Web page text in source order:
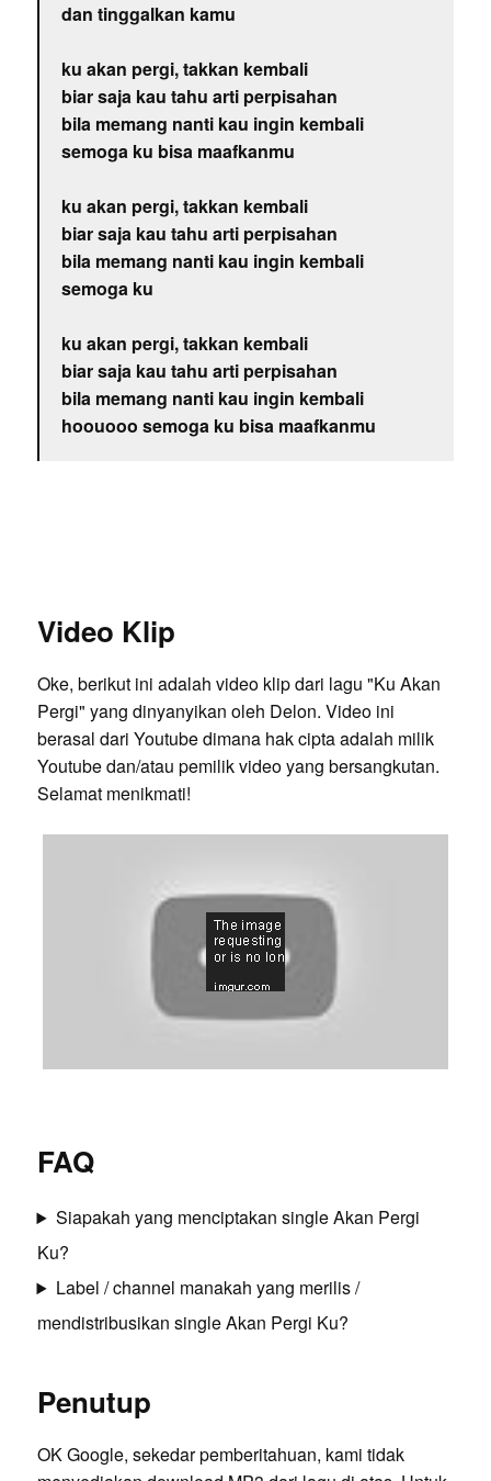
dan tinggalkan kamu
ku akan pergi, takkan kembali
biar saja kau tahu arti perpisahan
bila memang nanti kau ingin kembali
semoga ku bisa maafkanmu
ku akan pergi, takkan kembali
biar saja kau tahu arti perpisahan
bila memang nanti kau ingin kembali
semoga ku
ku akan pergi, takkan kembali
biar saja kau tahu arti perpisahan
bila memang nanti kau ingin kembali
hoouooo semoga ku bisa maafkanmu
Video Klip
Oke, berikut ini adalah video klip dari lagu "Ku Akan
Pergi" yang dinyanyikan oleh Delon. Video ini
berasal dari Youtube dimana hak cipta adalah milik
Youtube dan/atau pemilik video yang bersangkutan.
Selamat menikmati!
FAQ
Siapakah yang menciptakan single Akan Pergi
Ku?
Label / channel manakah yang merilis /
mendistribusikan single Akan Pergi Ku?
Penutup
OK Google, sekedar pemberitahuan, kami tidak